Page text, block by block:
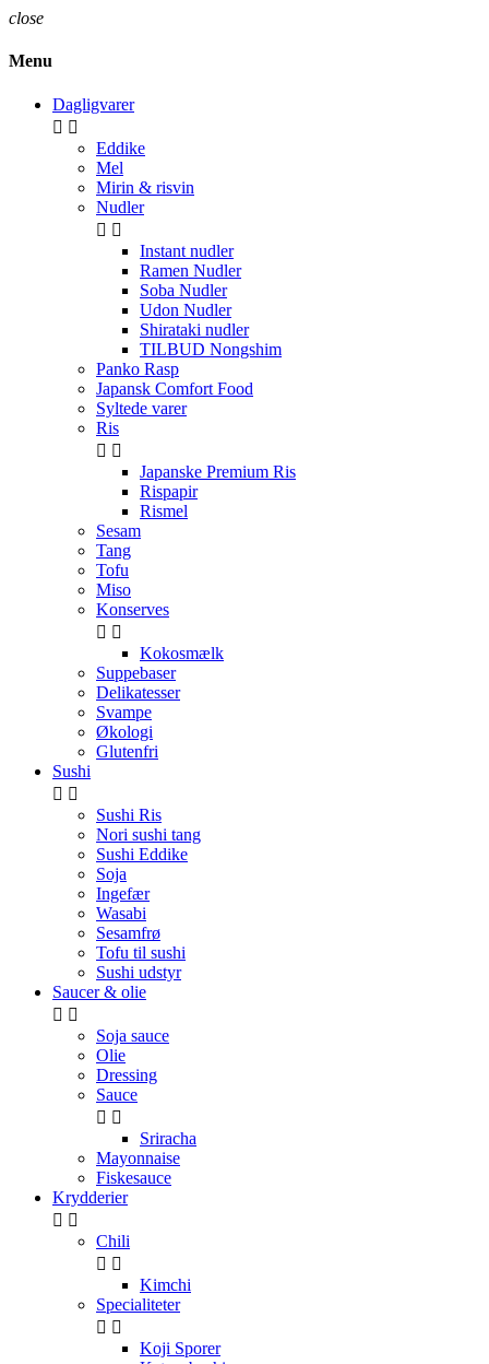
close
Menu
Dagligvarer
 
Eddike
Mel
Mirin & risvin
Nudler
 
Instant nudler
Ramen Nudler
Soba Nudler
Udon Nudler
Shirataki nudler
TILBUD Nongshim
Panko Rasp
Japansk Comfort Food
Syltede varer
Ris
 
Japanske Premium Ris
Rispapir
Rismel
Sesam
Tang
Tofu
Miso
Konserves
 
Kokosmælk
Suppebaser
Delikatesser
Svampe
Økologi
Glutenfri
Sushi
 
Sushi Ris
Nori sushi tang
Sushi Eddike
Soja
Ingefær
Wasabi
Sesamfrø
Tofu til sushi
Sushi udstyr
Saucer & olie
 
Soja sauce
Olie
Dressing
Sauce
 
Sriracha
Mayonnaise
Fiskesauce
Krydderier
 
Chili
 
Kimchi
Specialiteter
 
Koji Sporer